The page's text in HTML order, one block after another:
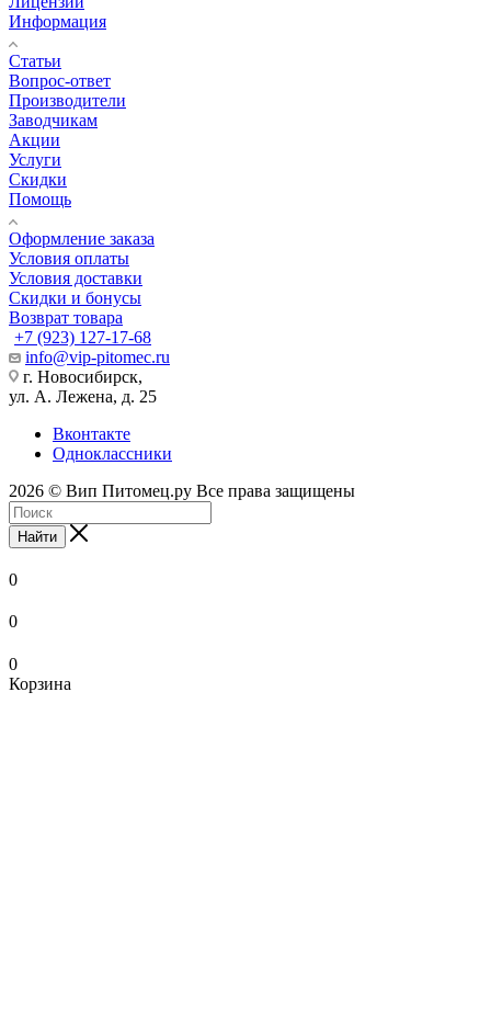
Информация
Статьи
Вопрос-ответ
Производители
Заводчикам
Акции
Услуги
Скидки
Помощь
Оформление заказа
Условия оплаты
Условия доставки
Скидки и бонусы
Возврат товара
+7 (923) 127-17-68
info@vip-pitomec.ru
г. Новосибирск,
ул. А. Лежена, д. 25
Вконтакте
Одноклассники
2026 © Вип Питомец.ру Все права защищены
Найти
0
0
0
Корзина